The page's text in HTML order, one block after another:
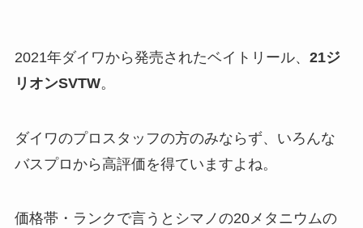
2021年ダイワから発売されたベイトリール、 21ジ
リオンSVTW。
ダイワのプロスタッフの方のみならず、いろんな
バスプロから高評価を得ていますよね。
価格帯・ランクで言うとシマノの20メタニウムの